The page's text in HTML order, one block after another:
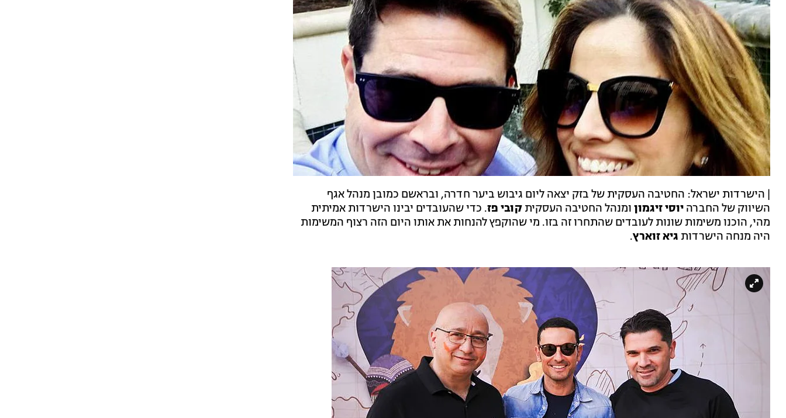
| הישרדות ישראל: החטיבה העסקית של בזק יצאה ליום גיבוש ביער חדרה, ובראשם כמובן מנהל אגף
השיווק של החברה יוסי זיגמון ומנהל החטיבה העסקית קובי פז. כדי שהעובדים יבינו הישרדות אמיתית
מהי, הוכנו משימות שונות לעובדים שהתחרו זה בזו. מי שהוקפץ להנחות את אותו היום הזה רצוף המשימות
היה מנחה הישרדות גיא זוארץ.